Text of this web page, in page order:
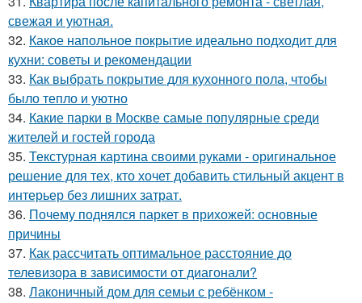
свежая и уютная.
32. Какое напольное покрытие идеально подходит для
кухни: советы и рекомендации
33. Как выбрать покрытие для кухонного пола, чтобы
было тепло и уютно
34. Какие парки в Москве самые популярные среди
жителей и гостей города
35. Текстурная картина своими руками - оригинальное
решение для тех, кто хочет добавить стильный акцент в
интерьер без лишних затрат.
36. Почему поднялся паркет в прихожей: основные
причины
37. Как рассчитать оптимальное расстояние до
телевизора в зависимости от диагонали?
38. Лаконичный дом для семьи с ребёнком -